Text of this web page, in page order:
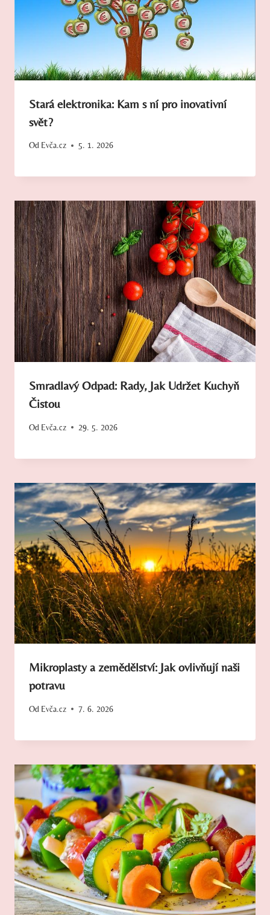
Stará elektronika: Kam s ní pro inovativní
svět?
Od Evča.cz 5. 1. 2026
Smradlavý Odpad: Rady, Jak Udržet Kuchyň
Čistou
Od Evča.cz 29. 5. 2026
Mikroplasty a zemědělství: Jak ovlivňují naši
potravu
Od Evča.cz 7. 6. 2026